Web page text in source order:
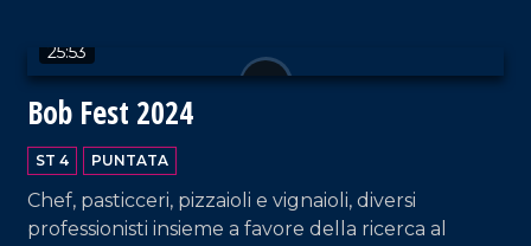
25:53
Bob Fest 2024
ST 4 PUNTATA
Chef, pasticceri, pizzaioli e vignaioli, diversi
professionisti insieme a favore della ricerca al
VAI AL TITOLO